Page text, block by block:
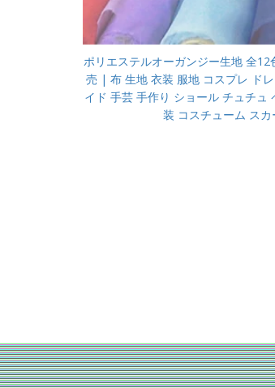
ポリエステルオーガンジー生地 全
売 | 布 生地 衣装 服地 コスプレ ド
イド 手芸 手作り ショール チュチュ
装 コスチューム スカ